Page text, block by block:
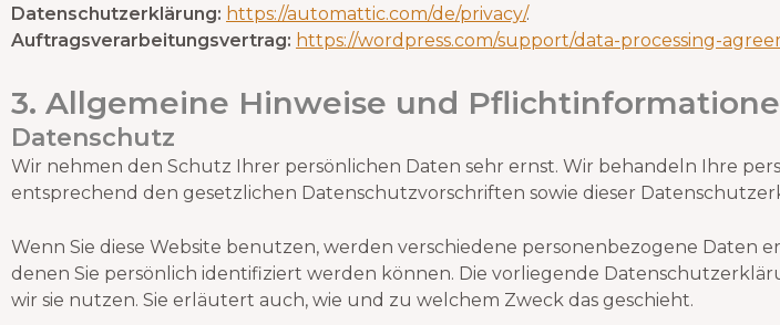
Datenschutzerklärung: https://automattic.com/de/privacy/.
Auftragsverarbeitungsvertrag: https://wordpress.com/support/data-processing-
3. Allgemeine Hinweise und
Datenschutz
Wir nehmen den Schutz Ihrer persönlichen Daten sehr ernst. Wir behandeln Ihre
entsprechend den gesetzlichen Datenschutzvorschriften sowie dieser
Wenn Sie diese Website benutzen, werden verschiedene personenbezogene Daten
denen Sie persönlich identifiziert werden können. Die vorliegende
wir sie nutzen. Sie erläutert auch, wie und zu welchem Zweck das geschieht.